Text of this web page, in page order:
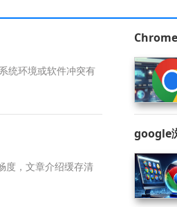
统环境或软件冲突有
度，文章介绍缓存清
google